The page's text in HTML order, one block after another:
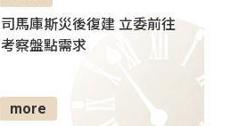
司馬庫斯災後復建 立委前往
考察盤點需求
more